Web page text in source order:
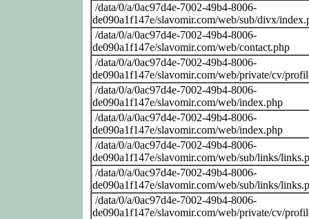
/data/0/a/0ac97d4e-7002-49b4-8006-
de090a1f147e/slavomir.com/web/sub/divx/
/data/0/a/0ac97d4e-7002-49b4-8006-
de090a1f147e/slavomir.com/web/contact.php
/data/0/a/0ac97d4e-7002-49b4-8006-
de090a1f147e/slavomir.com/web/private/cv/
/data/0/a/0ac97d4e-7002-49b4-8006-
de090a1f147e/slavomir.com/web/index.php
/data/0/a/0ac97d4e-7002-49b4-8006-
de090a1f147e/slavomir.com/web/index.php
/data/0/a/0ac97d4e-7002-49b4-8006-
de090a1f147e/slavomir.com/web/sub/links/
/data/0/a/0ac97d4e-7002-49b4-8006-
de090a1f147e/slavomir.com/web/sub/links/
/data/0/a/0ac97d4e-7002-49b4-8006-
de090a1f147e/slavomir.com/web/private/cv/